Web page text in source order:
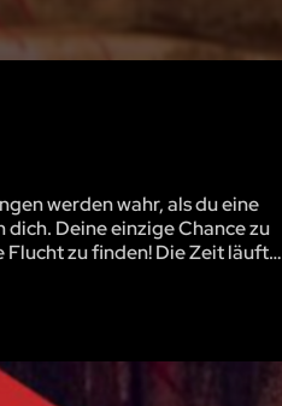
werden wahr, als du eine
dich. Deine einzige Chance zu
zu finden! Die Zeit läuft…